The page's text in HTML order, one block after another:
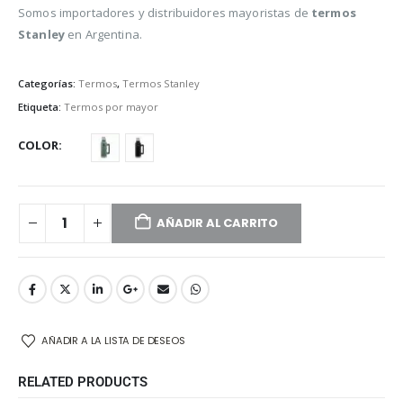
Somos importadores y distribuidores mayoristas de termos
Stanleyen Argentina.
Categorías: Termos, Termos Stanley
Etiqueta: Termos por mayor
COLOR
AÑADIR AL CARRITO
AÑADIR A LA LISTA DE DESEOS
RELATED PRODUCTS